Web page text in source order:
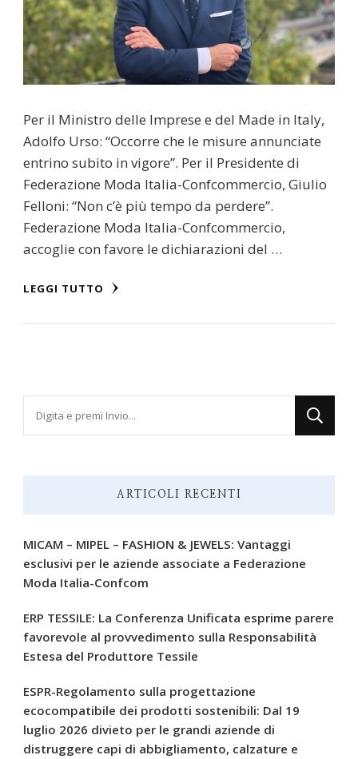
Per il Ministro delle Imprese e del Made in Italy,
Adolfo Urso: “Occorre che le misure annunciate
entrino subito in vigore”. Per il Presidente di
Federazione Moda Italia-Confcommercio, Giulio
Felloni: “Non c’è più tempo da perdere”.
Federazione Moda Italia-Confcommercio,
accoglie con favore le dichiarazioni del …
LEGGI TUTTO
ARTICOLI RECENTI
MICAM – MIPEL – FASHION & JEWELS: Vantaggi
esclusivi per le aziende associate a Federazione
Moda Italia-Confcom
ERP TESSILE: La Conferenza Unificata esprime parere
favorevole al provvedimento sulla Responsabilità
Estesa del Produttore Tessile
ESPR-Regolamento sulla progettazione
ecocompatibile dei prodotti sostenibili: Dal 19
luglio 2026 divieto per le grandi aziende di
distruggere capi di abbigliamento, calzature e